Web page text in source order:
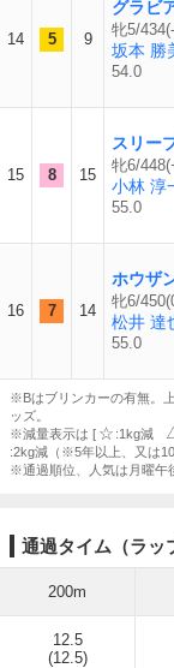
14 5 9
グラビ
牝5/
坂本 勝
54.0
15 8 15
スリー
牝6/
小林 淳
55.0
16 7 14
ホウザ
牝6/
松井 達
55.0
※Bはブリンカーの有無。
ッズ。
※減量表示は [
:1kg減
:2kg減（※5年以上、又は
※通過順位、人気は月曜午
通過タイム（ラッ
200m
12.5
(12.5)